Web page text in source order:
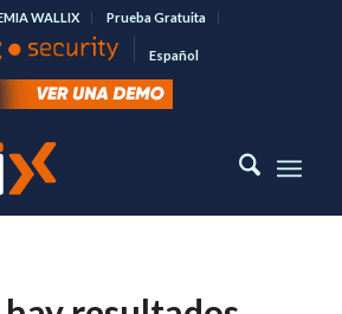
WALLIX Prueba Gratuita
Español